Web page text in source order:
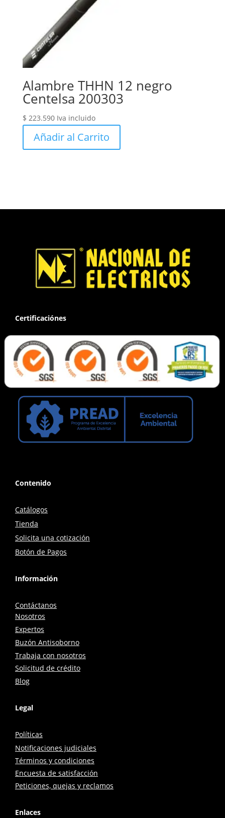
Alambre THHN 12 negro
Centelsa 200303
$ 223.590 Iva incluido
Añadir al Carrito
Certificaciónes
Contenido
Catálogos
Tienda
Solicita una cotización
Botón de Pagos
Información
Contáctanos
Nosotros
Expertos
Buzón Antisoborno
Trabaja con nosotros
Solicitud de crédito
Blog
Legal
Políticas
Notificaciones judiciales
Términos y condiciones
Encuesta de satisfacción
Peticiones, quejas y reclamos
Enlaces